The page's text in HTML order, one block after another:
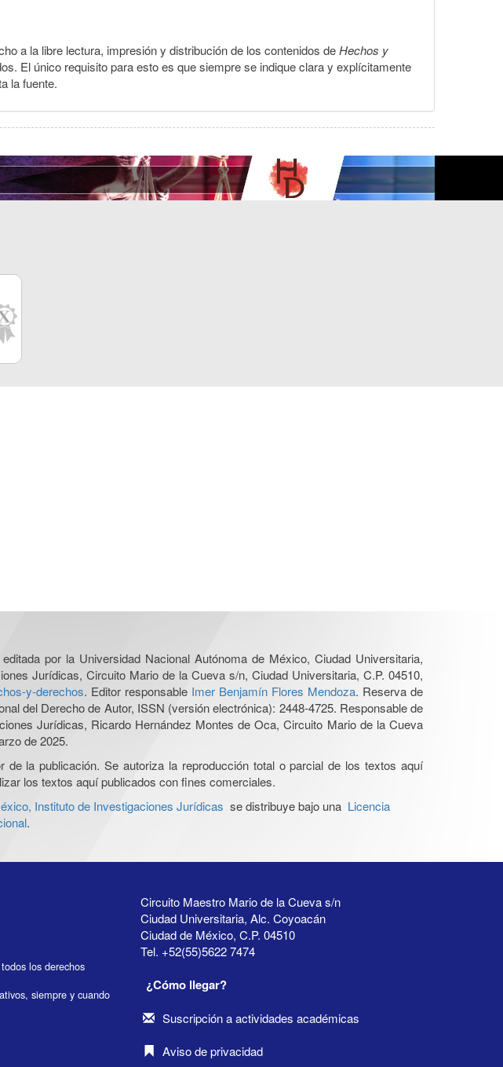
a la libre lectura, impresión y distribución de los contenidos deHechos y
El único requisito para esto es que siempre se indique clara y explícitamente
la fuente.
por la Universidad Nacional Autónoma de México, Ciudad Universitaria,
Jurídicas, Circuito Mario de la Cueva s/n, Ciudad Universitaria, C.P. 04510,
y-derechos. Editor responsable Imer Benjamín Flores Mendoza. Reserva de
del Derecho de Autor, ISSN (versión electrónica): 2448-4725. Responsable de
Jurídicas, Ricardo Hernández Montes de Oca, Circuito Mario de la Cueva
de 2025.
la publicación. Se autoriza la reproducción total o parcial de los textos aquí
los textos aquí publicados con fines comerciales.
Instituto de Investigaciones Jurídicas se distribuye bajo una Licencia
.
los derechos
siempre y cuando
Circuito Maestro Mario de la Cueva s/n
Ciudad Universitaria, Alc. Coyoacán
Ciudad de México, C.P. 04510
Tel. +52(55)5622 7474
¿Cómo llegar?
Suscripción a actividades académicas
Aviso de privacidad